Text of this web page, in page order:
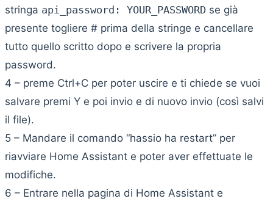
stringa api_password : YOUR_PASSWORD se già
presente togliere # prima della stringe e cancellare
tutto quello scritto dopo e scrivere la propria
password.
4 – preme Ctrl+C per poter uscire e ti chiede se vuoi
salvare premi Y e poi invio e di nuovo invio (così salvi
il file).
5 – Mandare il comando “hassio ha restart” per
riavviare Home Assistant e poter aver effettuate le
modifiche.
6 – Entrare nella pagina di Home Assistant e